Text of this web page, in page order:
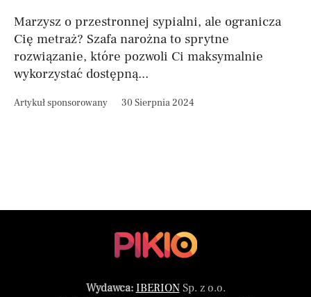
Marzysz o przestronnej sypialni, ale ogranicza
Cię metraż? Szafa narożna to sprytne
rozwiązanie, które pozwoli Ci maksymalnie
wykorzystać dostępną...
Artykuł sponsorowany 30 Sierpnia 2024
Wydawca: IBERIONSp. z o.o.